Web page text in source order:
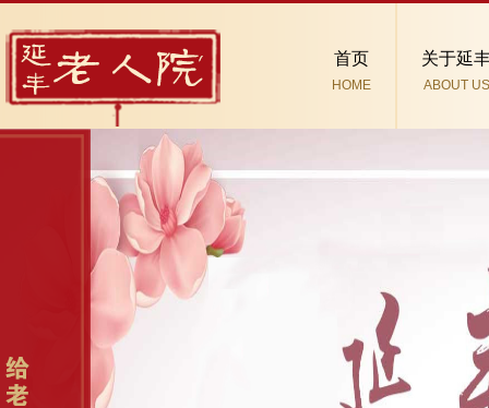
首页
HOME
关于延
ABOUT US